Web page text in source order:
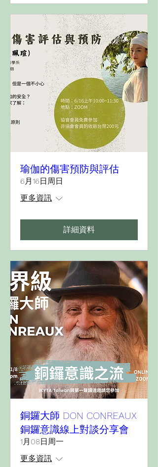
瑜伽的傷害預防與評估
6月16日周日
更多資訊
詳細資料
銅鑼大師 DON CONREAUX
銅鑼意識線上對談分享會
1月08日周一
更多資訊